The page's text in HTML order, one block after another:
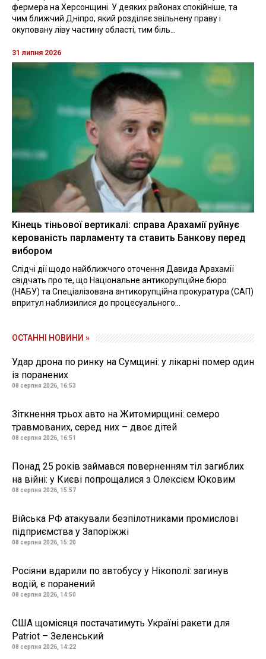
фермера на Херсонщині. У деяких районах спокійніше, та
чим ближчий Дніпро, який розділяє звільнену праву і
окуповану ліву частину області, тим біль...
31 липня 2026
Кінець тіньової вертикалі: справа Арахамії руйнує
керованість парламенту та ставить Банкову перед
вибором
Слідчі дії щодо найближчого оточення Давида Арахамії
свідчать про те, що Національне антикорупційне бюро
(НАБУ) та Спеціалізована антикорупційна прокуратура (САП)
впритул наблизилися до процесуального...
ОСТАННІ НОВИНИ »
Удар дрона по ринку на Сумщині: у лікарні помер один
із поранених
08 серпня 2026, 16:53
Зіткнення трьох авто на Житомирщині: семеро
травмованих, серед них – двоє дітей
08 серпня 2026, 16:51
Понад 25 років займався поверненням тіл загиблих
на війні: у Києві попрощалися з Олексієм Юковим
08 серпня 2026, 15:57
Війська РФ атакували безпілотниками промислові
підприємства у Запоріжжі
08 серпня 2026, 15:20
Росіяни вдарили по автобусу у Нікополі: загинув
водій, є поранений
08 серпня 2026, 14:50
США щомісяця постачатимуть Україні ракети для
Patriot – Зеленський
08 серпня 2026, 14:22